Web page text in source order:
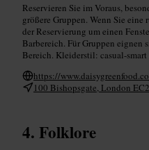
Reservieren Sie im Voraus,
größere Gruppen. Wenn Sie
der Reservierung um einen
Barbereich. Für Gruppen eignen
Bereich. Kleiderstil: casual-smart
https://
100 Bishopsgate, London
Folklore